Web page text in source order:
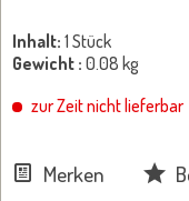
Inhalt: 1 Stück
Gewicht : 0.08 kg
zur Zeit nicht lieferbar
Merken